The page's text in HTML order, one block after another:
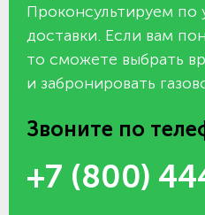
Проконсультируем по
доставки. Если вам
то сможете выбрать
и забронировать
Звоните по
+7 (800)